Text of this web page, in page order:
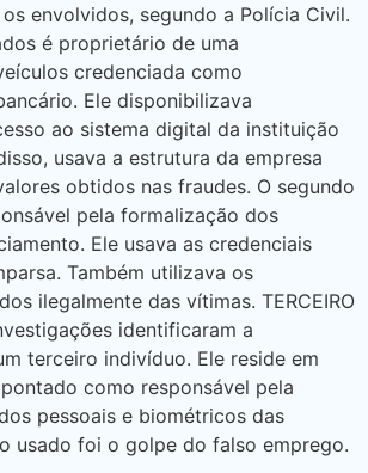
envolvidos, segundo a Polícia Civil.
é proprietário de uma
credenciada como
Ele disponibilizava
ao sistema digital da instituição
usava a estrutura da empresa
obtidos nas fraudes. O segundo
pela formalização dos
Ele usava as credenciais
Também utilizava os
ilegalmente das vítimas. TERCEIRO
identificaram a
terceiro indivíduo. Ele reside em
como responsável pela
pessoais e biométricos das
usado foi o golpe do falso emprego.